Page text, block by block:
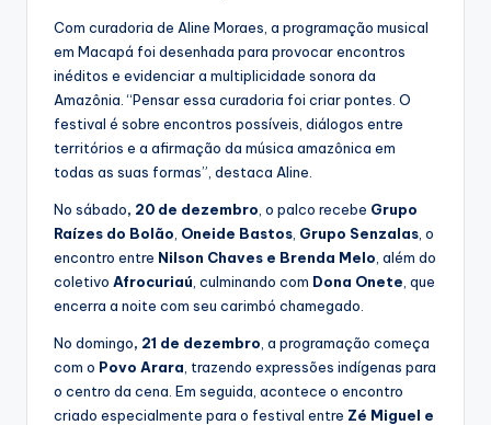
Com curadoria de Aline Moraes, a programação musical
em Macapá foi desenhada para provocar encontros
inéditos e evidenciar a multiplicidade sonora da
Amazônia. “Pensar essa curadoria foi criar pontes. O
festival é sobre encontros possíveis, diálogos entre
territórios e a afirmação da música amazônica em
todas as suas formas”, destaca Aline.
No sábado, 20 de dezembro , o palco recebe Grupo
Raízes do Bolão Oneide Bastos Grupo Senzalas , o
encontro entre Nilson Chaves e Brenda Melo , além do
coletivo Afrocuriaú , culminando com Dona Onete , que
encerra a noite com seu carimbó chamegado.
No domingo, 21 de dezembro , a programação começa
com o Povo Arara , trazendo expressões indígenas para
o centro da cena. Em seguida, acontece o encontro
criado especialmente para o festival entre Zé Miguel e